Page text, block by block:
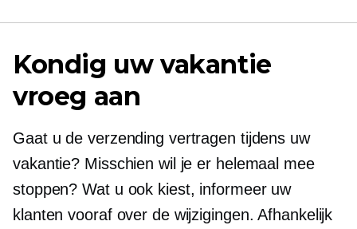
Kondig uw vakantie
vroeg aan
Gaat u de verzending vertragen tijdens uw
vakantie? Misschien wil je er helemaal mee
stoppen? Wat u ook kiest, informeer uw
klanten vooraf over de wijzigingen. Afhankelijk